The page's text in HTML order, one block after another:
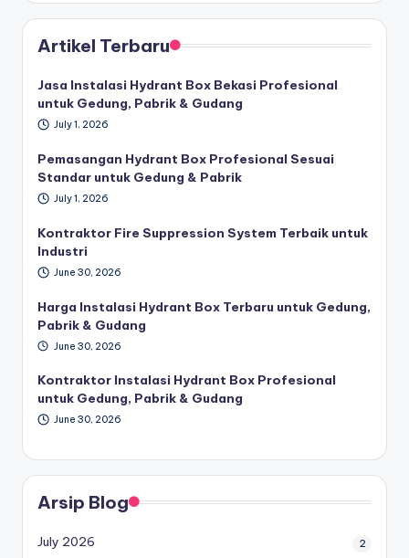
Artikel Terbaru
Jasa Instalasi Hydrant Box Bekasi Profesional
untuk Gedung, Pabrik & Gudang
July 1, 2026
Pemasangan Hydrant Box Profesional Sesuai
Standar untuk Gedung & Pabrik
July 1, 2026
Kontraktor Fire Suppression System Terbaik untuk
Industri
June 30, 2026
Harga Instalasi Hydrant Box Terbaru untuk Gedung,
Pabrik & Gudang
June 30, 2026
Kontraktor Instalasi Hydrant Box Profesional
untuk Gedung, Pabrik & Gudang
June 30, 2026
Arsip Blog
July 2026 2